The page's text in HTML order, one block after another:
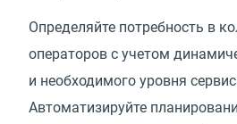
Определяйте потребность в
операторов с учетом
и необходимого уровня
Автоматизируйте